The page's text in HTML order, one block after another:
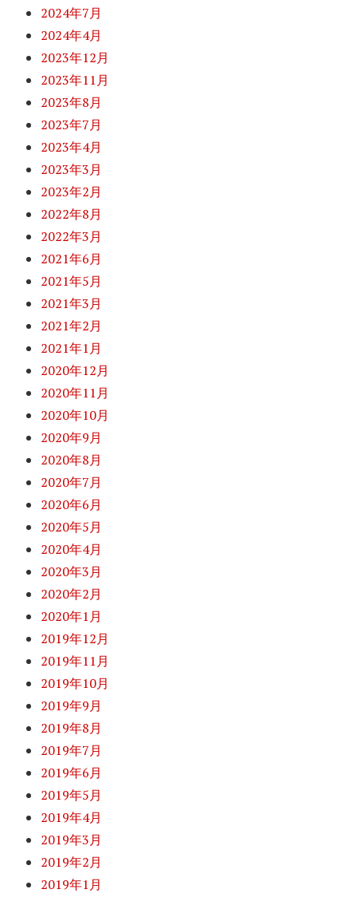
2024年7月
2024年4月
2023年12月
2023年11月
2023年8月
2023年7月
2023年4月
2023年3月
2023年2月
2022年8月
2022年3月
2021年6月
2021年5月
2021年3月
2021年2月
2021年1月
2020年12月
2020年11月
2020年10月
2020年9月
2020年8月
2020年7月
2020年6月
2020年5月
2020年4月
2020年3月
2020年2月
2020年1月
2019年12月
2019年11月
2019年10月
2019年9月
2019年8月
2019年7月
2019年6月
2019年5月
2019年4月
2019年3月
2019年2月
2019年1月